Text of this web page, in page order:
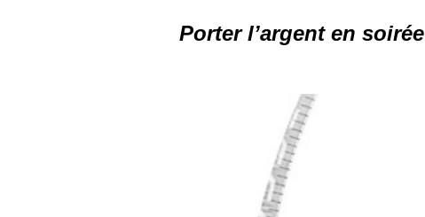
Porter l’argent en soirée